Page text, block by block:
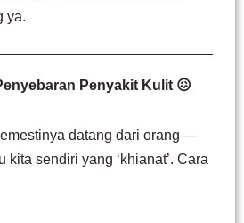
ya.
Penyakit Kulit 😖
datang dari orang —
kita sendiri yang ‘khianat’. Cara